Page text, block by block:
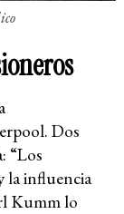
Dos
“Los
la influencia
Kumm lo